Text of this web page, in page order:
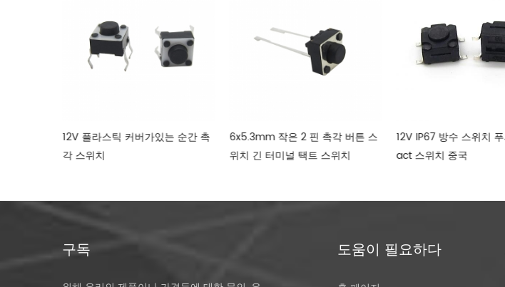
12V 플라스틱 커버가있는 순간 촉
각 스위치
6x5.3mm 작은 2 핀 촉각 버튼 스
위치 긴 터미널 택트 스위치
12V IP67 방수 스위치
act 스위치 중국
구독 도움이 필요하다